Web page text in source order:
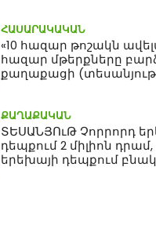
ՀԱՍԱՐԱԿԱԿԱՆ
«10 հազար թոշակն
հազար մթերքները
քաղաքացի
ՔԱՂԱՔԱԿԱՆ
ՏԵՍԱՆՅՈւԹ Չորրորդ
դեպքում 2 միլիոն
երեխայի դեպքում